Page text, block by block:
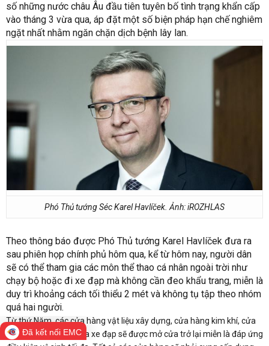
số những nước châu Âu đầu tiên tuyên bố tình trạng khẩn cấp
vào tháng 3 vừa qua, áp đặt một số biện pháp hạn chế nghiêm
ngặt nhất nhằm ngăn chặn dịch bệnh lây lan.
Phó Thủ tướng Séc Karel Havlíček. Ảnh: iROZHLAS
Theo thông báo được Phó Thủ tướng Karel Havlíček đưa ra
sau phiên họp chính phủ hôm qua, kể từ hôm nay, người dân
sẽ có thể tham gia các môn thể thao cá nhân ngoài trời như
chạy bộ hoặc đi xe đạp mà không cần đeo khẩu trang, miễn là
duy trì khoảng cách tối thiểu 2 mét và không tụ tập theo nhóm
quá hai người.
Từ thứ Năm, các cửa hàng vật liệu xây dựng, cửa hàng kim khí, cửa
hàng bán và sửa chữa xe đạp sẽ được mở cửa trở lại miễn là đáp ứng
Đã kết nối EMC